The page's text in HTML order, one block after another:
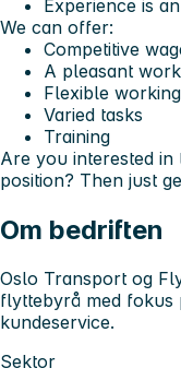
Experience is
We can offer:
Competitive
A pleasant
Flexible
Varied tasks
Training
Are you interested
position? Then just
Om bedriften
Oslo Transport og
flyttebyrå med fokus
kundeservice.
Sektor